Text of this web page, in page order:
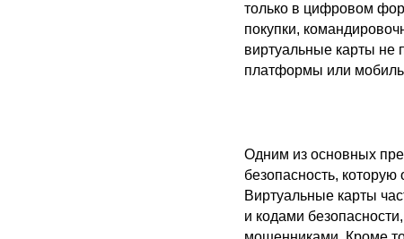
только в цифровом
покупки,
виртуальные карты не
платформы или
Одним из основных
безопасность,
Виртуальные карты
и кодами